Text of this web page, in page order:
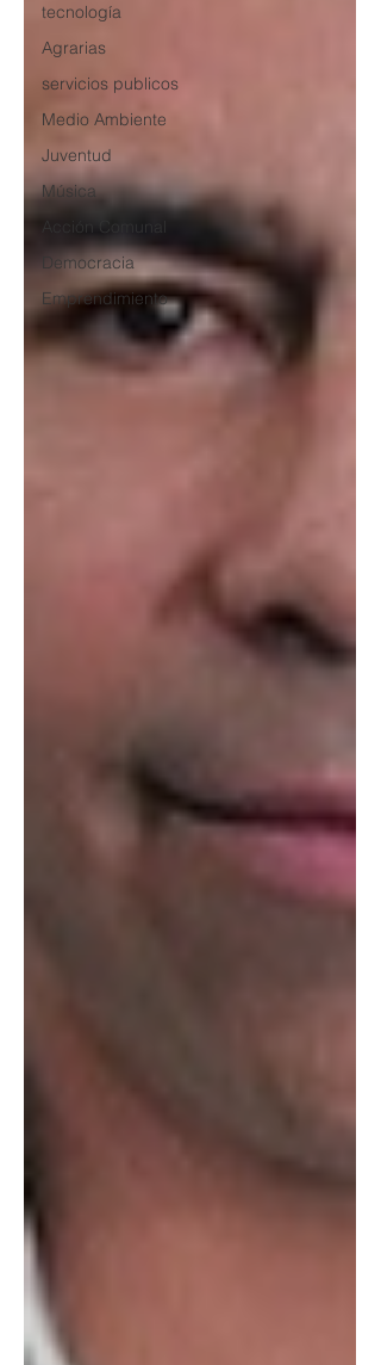
tecnología
Agrarias
servicios publicos
Medio Ambiente
Juventud
Música
Acción Comunal
Democracia
Emprendimiento